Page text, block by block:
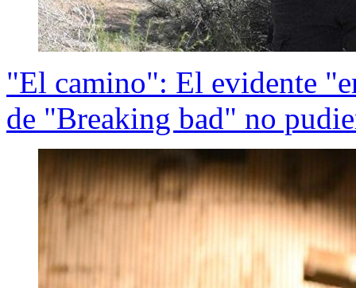
"El camino": El evidente
de "Breaking bad" no